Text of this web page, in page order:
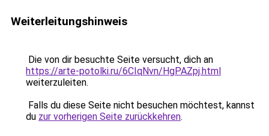
Weiterleitungshinweis
Die von dir besuchte Seite versucht, dich an
https://arte-potolki.ru/6CIqNvn/HgPAZpj.html
weiterzuleiten.
Falls du diese Seite nicht besuchen möchtest, kannst
du zur vorherigen Seite zurückkehren.